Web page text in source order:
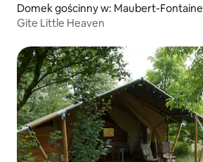
Domek gościnny w: Maubert-Fontaine
Gite Little Heaven